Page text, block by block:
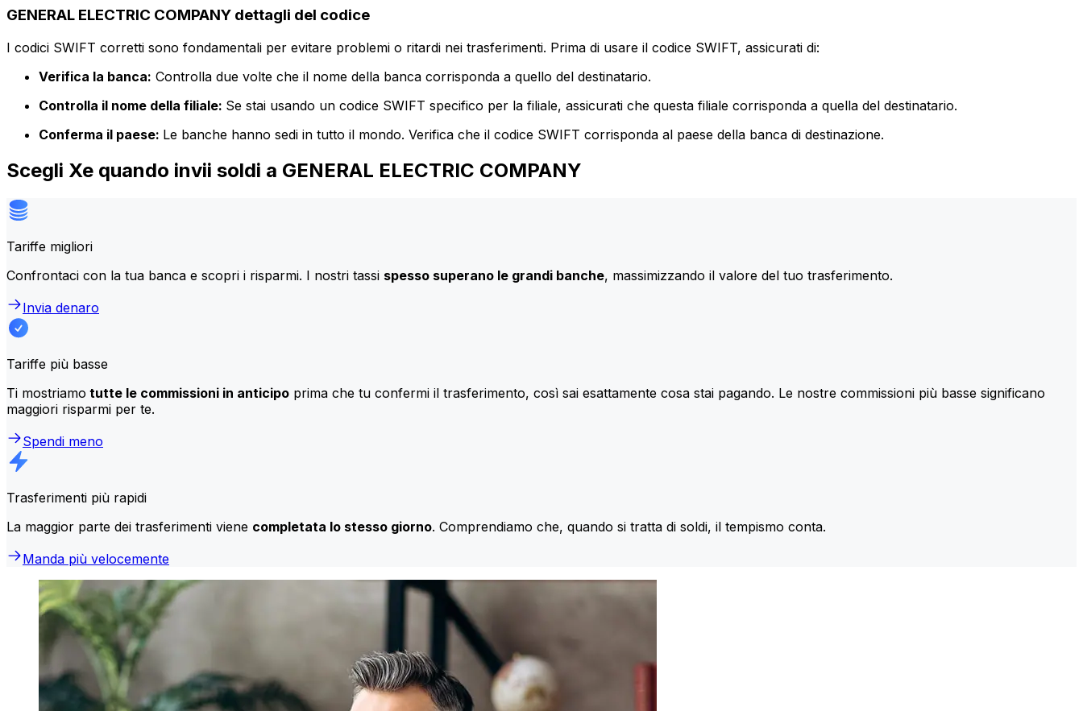
GENERAL ELECTRIC COMPANY dettagli del codice
I codici SWIFT corretti sono fondamentali per evitare problemi o ritardi nei trasferimenti. Prima di usare il codice SWIFT, assicurati di:
Verifica la banca: Controlla due volte che il nome della banca corrisponda a quello del destinatario.
Controlla il nome della filiale: Se stai usando un codice SWIFT specifico per la filiale, assicurati che questa filiale corrisponda a quella del destinatario.
Conferma il paese: Le banche hanno sedi in tutto il mondo. Verifica che il codice SWIFT corrisponda al paese della banca di destinazione.
Scegli Xe quando invii soldi a GENERAL ELECTRIC COMPANY
Tariffe migliori
Confrontaci con la tua banca e scopri i risparmi. I nostri tassi spesso superano le grandi banche, massimizzando il valore del tuo trasferimento.
Invia denaro
Tariffe più basse
Ti mostriamo tutte le commissioni in anticipo prima che tu confermi il trasferimento, così sai esattamente cosa stai pagando. Le nostre commissioni più basse significano
maggiori risparmi per te.
Spendi meno
Trasferimenti più rapidi
La maggior parte dei trasferimenti viene completata lo stesso giorno. Comprendiamo che, quando si tratta di soldi, il tempismo conta.
Manda più velocemente